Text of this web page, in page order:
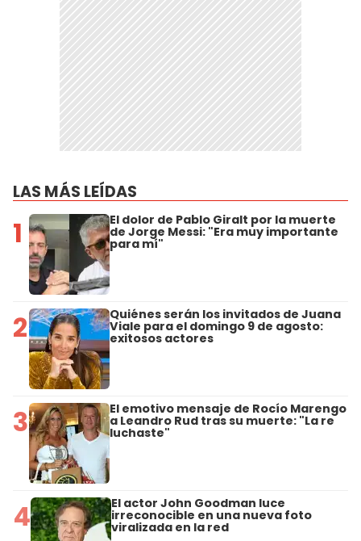
LAS MÁS LEÍDAS
1 El dolor de Pablo Giralt por la muerte
de Jorge Messi: "Era muy importante
para mí"
2 Quiénes serán los invitados de Juana
Viale para el domingo 9 de agosto:
exitosos actores
3 El emotivo mensaje de Rocío Marengo
a Leandro Rud tras su muerte: "La re
luchaste"
4 El actor John Goodman luce
irreconocible en una nueva foto
viralizada en la red